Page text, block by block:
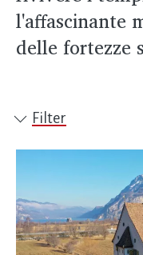
l'affascinante
delle fortezze
Filter